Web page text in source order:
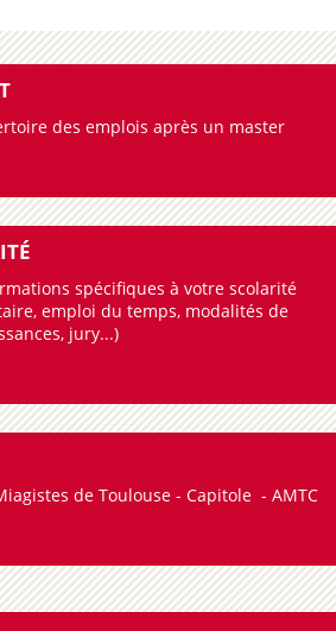
des emplois après un master
spécifiques à votre scolarité
emploi du temps, modalités de
jury...)
de Toulouse - Capitole - AMTC